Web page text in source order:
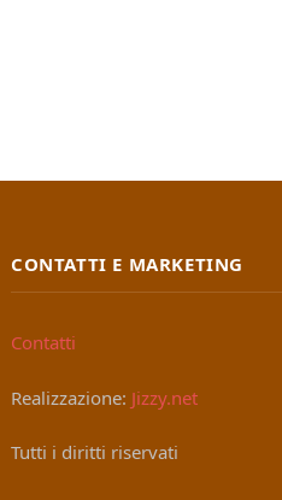
CONTATTI E MARKETING
Contatti
Realizzazione: Jizzy.net
Tutti i diritti riservati